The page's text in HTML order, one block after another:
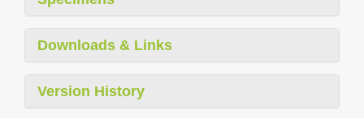
Downloads & Links
Version History